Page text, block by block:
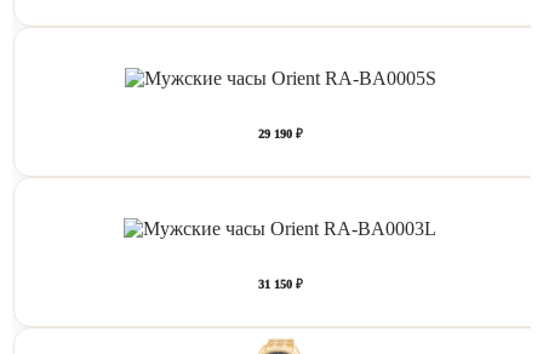
29 190 ₽
31 150 ₽